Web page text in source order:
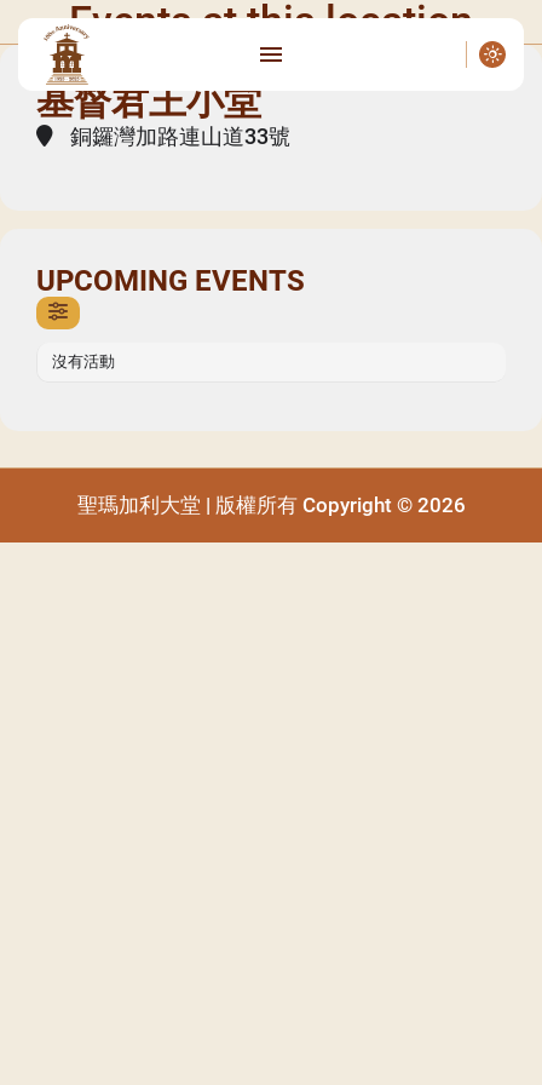
Events at this location
基督君王小堂
銅鑼灣加路連山道33號
UPCOMING EVENTS
沒有活動
聖瑪加利大堂 | 版權所有 Copyright © 2026